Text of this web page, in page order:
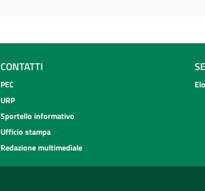
CONTATTI
PEC
URP
Sportello informativo
Ufficio stampa
Redazione multimediale